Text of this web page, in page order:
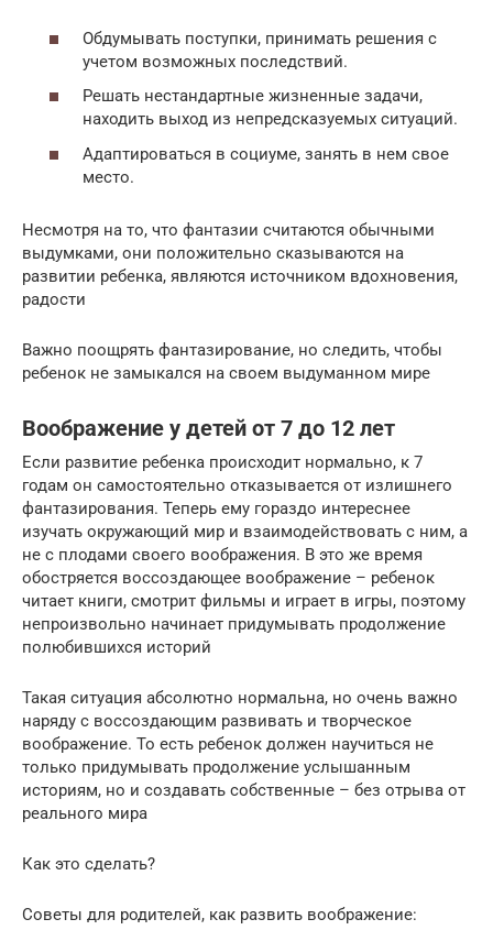
Обдумывать поступки, принимать решения с
учетом возможных последствий.
Решать нестандартные жизненные задачи,
находить выход из непредсказуемых ситуаций.
Адаптироваться в социуме, занять в нем свое
место.
Несмотря на то, что фантазии считаются обычными
выдумками, они положительно сказываются на
развитии ребенка, являются источником вдохновения,
радости
Важно поощрять фантазирование, но следить, чтобы
ребенок не замыкался на своем выдуманном мире
Воображение у детей от 7 до 12 лет
Если развитие ребенка происходит нормально, к 7
годам он самостоятельно отказывается от излишнего
фантазирования. Теперь ему гораздо интереснее
изучать окружающий мир и взаимодействовать с ним, а
не с плодами своего воображения. В это же время
обостряется воссоздающее воображение – ребенок
читает книги, смотрит фильмы и играет в игры, поэтому
непроизвольно начинает придумывать продолжение
полюбившихся историй
Такая ситуация абсолютно нормальна, но очень важно
наряду с воссоздающим развивать и творческое
воображение. То есть ребенок должен научиться не
только придумывать продолжение услышанным
историям, но и создавать собственные – без отрыва от
реального мира
Как это сделать?
Советы для родителей, как развить воображение: